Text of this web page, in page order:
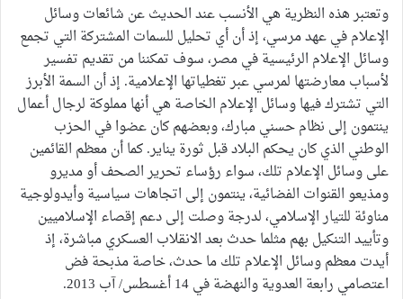
وتعتبر هذه النظرية هي الأنسب عند الحديث عن شائعات وسائل
الإعلام في عهد مرسي، إذ أن أي تحليل للسمات المشتركة التي تجمع
وسائل الإعلام الرئيسية في مصر، سوف تمكننا من تقديم تفسير
لأسباب معارضتها لمرسي عبر تغطياتها الإعلامية. إذ أن السمة الأبرز
التي تشترك فيها وسائل الإعلام الخاصة هي أنها مملوكة لرجال أعمال
ينتمون إلى نظام حسني مبارك، وبعضهم كان عضوا في الحزب
الوطني الذي كان يحكم البلاد قبل ثورة يناير. كما أن معظم القائمين
على وسائل الإعلام تلك، سواء رؤساء تحرير الصحف أو مديرو
ومذيعو القنوات الفضائية، ينتمون إلى اتجاهات سياسية وأيدولوجية
مناوئة للتيار الإسلامي، لدرجة وصلت إلى دعم إقصاء الإسلاميين
وتأييد التنكيل بهم مثلما حدث بعد الانقلاب العسكري مباشرة، إذ
أيدت معظم وسائل الإعلام تلك ما حدث، خاصة مذبحة فض
اعتصامي رابعة العدوية والنهضة في 14 أغسطس/ آب 2013.